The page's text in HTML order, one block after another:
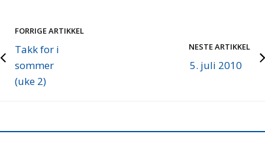
FORRIGE ARTIKKEL
Takk for i
sommer
(uke 2)
NESTE ARTIKKEL
5. juli 2010